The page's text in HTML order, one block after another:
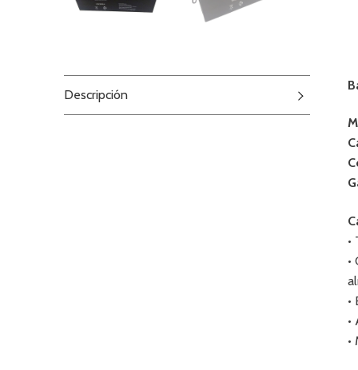
Descripción
•
•
•
•
•